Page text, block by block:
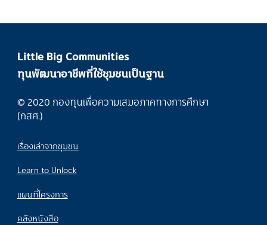
Little Big Communities
ทุนพัฒนาอาชีพที่ใช้ชุมชนเป็นฐาน
© 2020 กองทุนเพื่อความเสมอภาคทางการศึกษา
(กสศ.)
เรื่องเล่าจากชุมชน
Learn to Unlock
แผนที่โครงการ
คลังหนังสือ